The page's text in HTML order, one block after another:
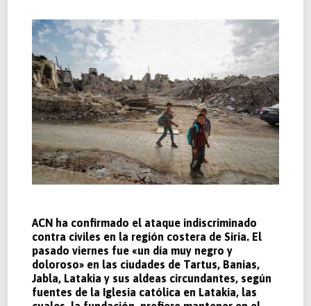
ACN ha confirmado el ataque indiscriminado
contra civiles en la región costera de Siria. El
pasado viernes fue «un día muy negro y
doloroso» en las ciudades de Tartus, Banias,
Jabla, Latakia y sus aldeas circundantes, según
fuentes de la Iglesia católica en Latakia, las